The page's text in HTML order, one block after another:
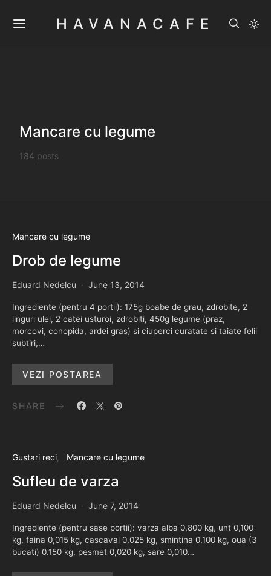
HAVANACAFE
Mancare cu legume
184 posts
Mancare cu legume
Drob de legume
Eduard Nedelcu June 13, 2014
Ingrediente (pentru 4 portii): 175g boabe de grau, zdrobite, 2
linguri ulei, 2 catei usturoi, zdrobiti, 450g legume (praz,
morcovi, conopida, ardei gras) si ciuperci curatate si taiate felii
subtiri,…
VEZI POSTAREA
SHARE
Gustari reci Mancare cu legume
Sufleu de varza
Eduard Nedelcu June 7, 2014
Ingrediente (pentru sase portii): varza alba 0,800 kg, unt 0,100
kg, faina 0,015 kg, cascaval 0,025 kg, smintina 0,100 kg, oua (3
bucati) 0.150 kg, pesmet 0,020 kg, sare 0,010…